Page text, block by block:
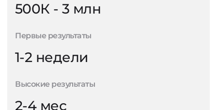
500К - 3 млн
Первые результаты
1-2 недели
Высокие результаты
2-4 мес